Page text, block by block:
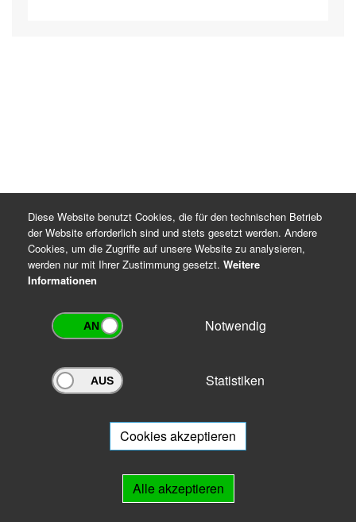
Archivportal Thüringen
Ihnen beratend zur Seite.
Diese Website benutzt Cookies, die für den technischen Betrieb
der Website erforderlich sind und stets gesetzt werden. Andere
Cookies, um die Zugriffe auf unsere Website zu analysieren,
werden nur mit Ihrer Zustimmung gesetzt. Weitere
Informationen
Notwendig
Statistiken
Cookies akzeptieren
Alle akzeptieren